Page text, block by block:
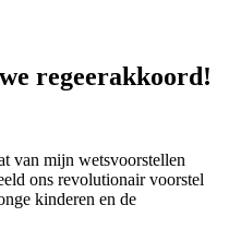
regeerakkoord!
van mijn wetsvoorstellen
ons revolutionair voorstel
kinderen en de